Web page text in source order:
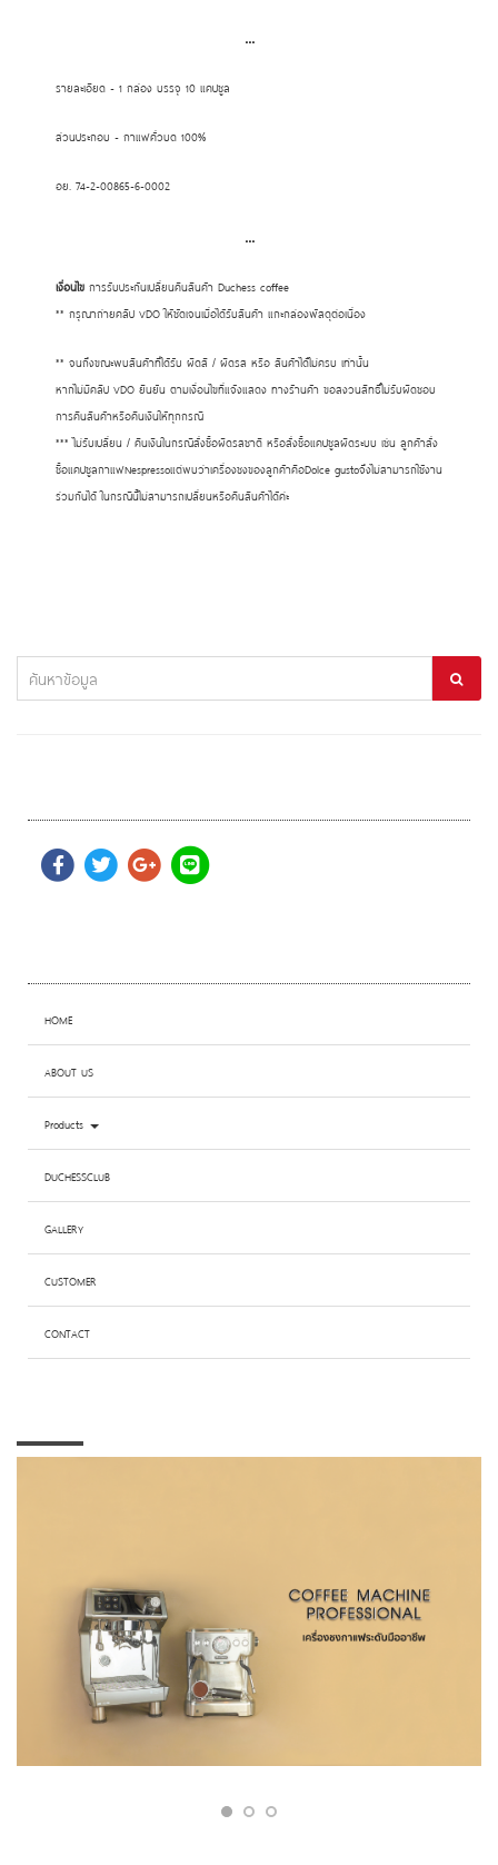
...
รายละเอียด - 1 กล่อง บรรจุ 10 แคปซูล
ส่วนประกอบ - กาแฟคั่วบด 100%
อย. 74-2-00865-6-0002
...
เงื่อนไข การรับประกันเปลี่ยนคืนสินค้า Duchess coffee
** กรุณาถ่ายคลิป VDO ให้ชัดเจนเมื่อได้รับสินค้า แกะกล่องพัสดุต่อเนื่อง
** จนถึงขณะพบสินค้าที่ได้รับ ผิดสี / ผิดรส หรือ สินค้าได้ไม่ครบ เท่านั้น
หากไม่มีคลิป VDO ยืนยัน ตามเงื่อนไขที่แจ้งแสดง ทางร้านค้า ขอสงวนสิทธิ์ไม่รับผิดชอบ
การคืนสินค้าหรือคืนเงินให้ทุกกรณี
*** ไม่รับเปลี่ยน / คืนเงินในกรณีสั่งซื้อผิดรสชาติ หรือสั่งซื้อแคปซูลผิดระบบ เช่น ลูกค้าสั่ง
ซื้อแคปซูลกาแฟNespressoแต่พบว่าเครื่องชงของลูกค้าคือDolce gustoจึงไม่สามารถใช้งาน
ร่วมกันได้ ในกรณีนี้ไม่สามารถเปลี่ยนหรือคืนสินค้าได้ค่ะ
HOME
ABOUT US
Products
DUCHESSCLUB
GALLERY
CUSTOMER
CONTACT